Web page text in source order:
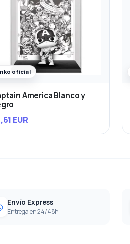
oficial
America Blanco y
EUR
Envío Express
Entrega en 24/48h